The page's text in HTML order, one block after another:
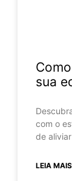
sua
com o
de
LEIA